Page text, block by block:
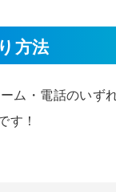
方法
ム・電話のいず
す！